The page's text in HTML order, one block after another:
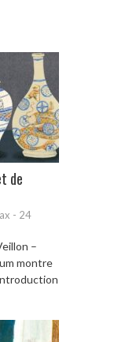
de
- 24
–
montre